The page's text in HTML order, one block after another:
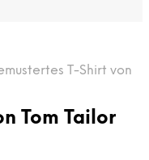
T-Shirt von
Tom Tailor